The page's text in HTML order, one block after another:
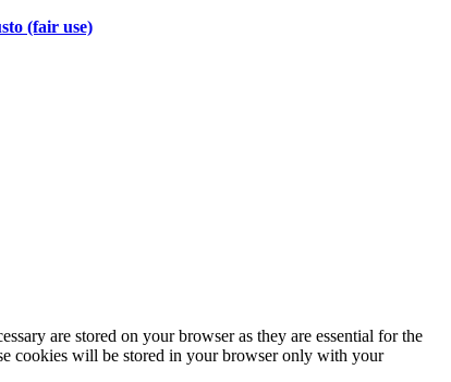
(fair use)
are stored on your browser as they are essential for the
cookies will be stored in your browser only with your